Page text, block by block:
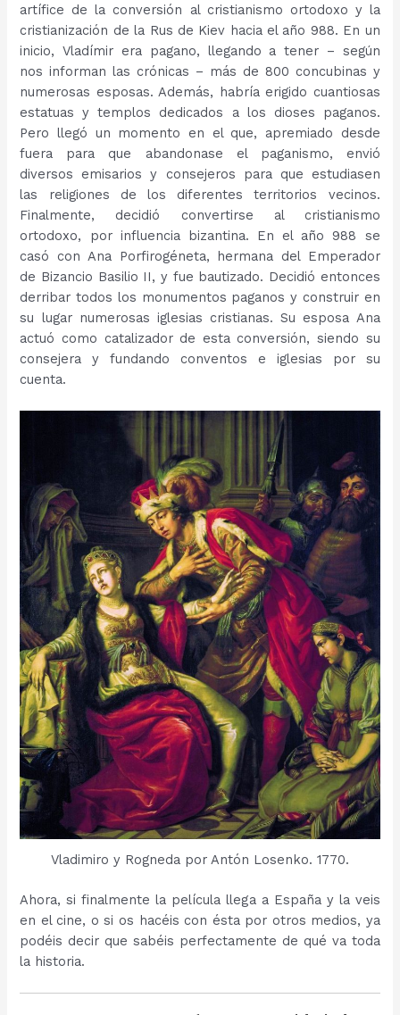
artífice de la conversión al cristianismo ortodoxo y la
cristianización de la Rus de Kiev hacia el año 988. En un
inicio, Vladímir era pagano, llegando a tener – según
nos informan las crónicas – más de 800 concubinas y
numerosas esposas. Además, habría erigido cuantiosas
estatuas y templos dedicados a los dioses paganos.
Pero llegó un momento en el que, apremiado desde
fuera para que abandonase el paganismo, envió
diversos emisarios y consejeros para que estudiasen
las religiones de los diferentes territorios vecinos.
Finalmente, decidió convertirse al cristianismo
ortodoxo, por influencia bizantina. En el año 988 se
casó con Ana Porfirogéneta, hermana del Emperador
de Bizancio Basilio II, y fue bautizado. Decidió entonces
derribar todos los monumentos paganos y construir en
su lugar numerosas iglesias cristianas. Su esposa Ana
actuó como catalizador de esta conversión, siendo su
consejera y fundando conventos e iglesias por su
cuenta.
Vladimiro y Rogneda por Antón Losenko. 1770.
Ahora, si finalmente la película llega a España y la veis
en el cine, o si os hacéis con ésta por otros medios, ya
podéis decir que sabéis perfectamente de qué va toda
la historia.